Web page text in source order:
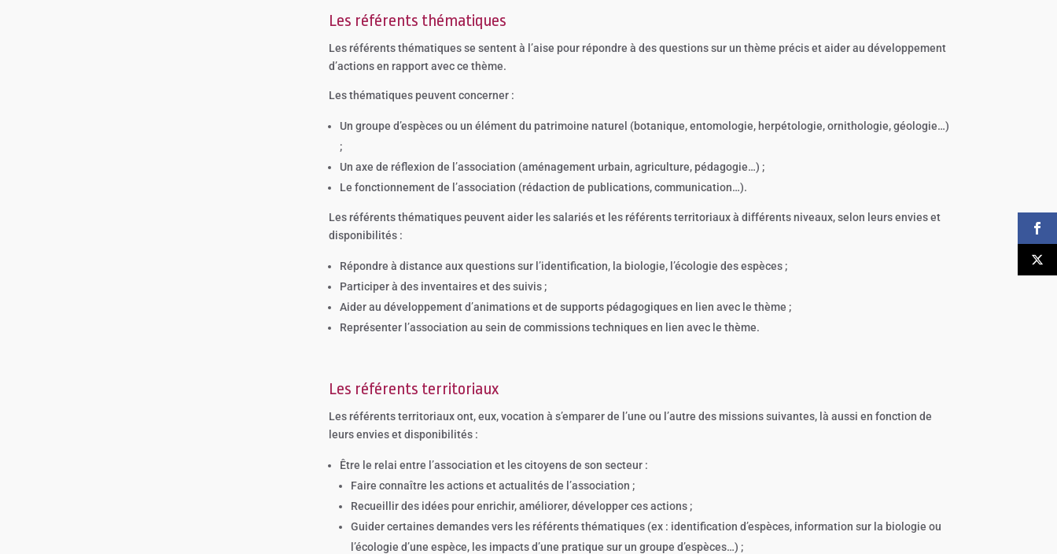
Les référents thématiques
Les référents thématiques se sentent à l’aise pour répondre à des questions sur un thème précis et aider au développement
d’actions en rapport avec ce thème.
Les thématiques peuvent concerner :
Un groupe d’espèces ou un élément du patrimoine naturel (botanique, entomologie, herpétologie, ornithologie, géologie…)
;
Un axe de réflexion de l’association (aménagement urbain, agriculture, pédagogie…) ;
Le fonctionnement de l’association (rédaction de publications, communication…).
Les référents thématiques peuvent aider les salariés et les référents territoriaux à différents niveaux, selon leurs envies et
disponibilités :
Répondre à distance aux questions sur l’identification, la biologie, l’écologie des espèces ;
Participer à des inventaires et des suivis ;
Aider au développement d’animations et de supports pédagogiques en lien avec le thème ;
Représenter l’association au sein de commissions techniques en lien avec le thème.
Les référents territoriaux
Les référents territoriaux ont, eux, vocation à s’emparer de l’une ou l’autre des missions suivantes, là aussi en fonction de
leurs envies et disponibilités :
Être le relai entre l’association et les citoyens de son secteur :
Faire connaître les actions et actualités de l’association ;
Recueillir des idées pour enrichir, améliorer, développer ces actions ;
Guider certaines demandes vers les référents thématiques (ex : identification d’espèces, information sur la biologie ou
l’écologie d’une espèce, les impacts d’une pratique sur un groupe d’espèces…) ;